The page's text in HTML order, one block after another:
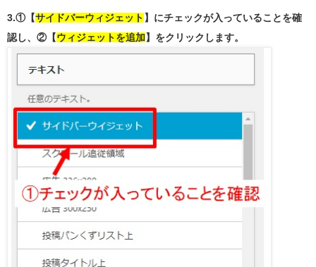
3.①【サイドバーウィジェット 】にチェックが入っていることを確
認し、②【 ウィジェットを追加 】をクリックします。